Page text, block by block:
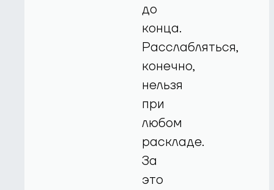
до
конца.
Расслабляться,
конечно,
нельзя
при
любом
раскладе.
За
это